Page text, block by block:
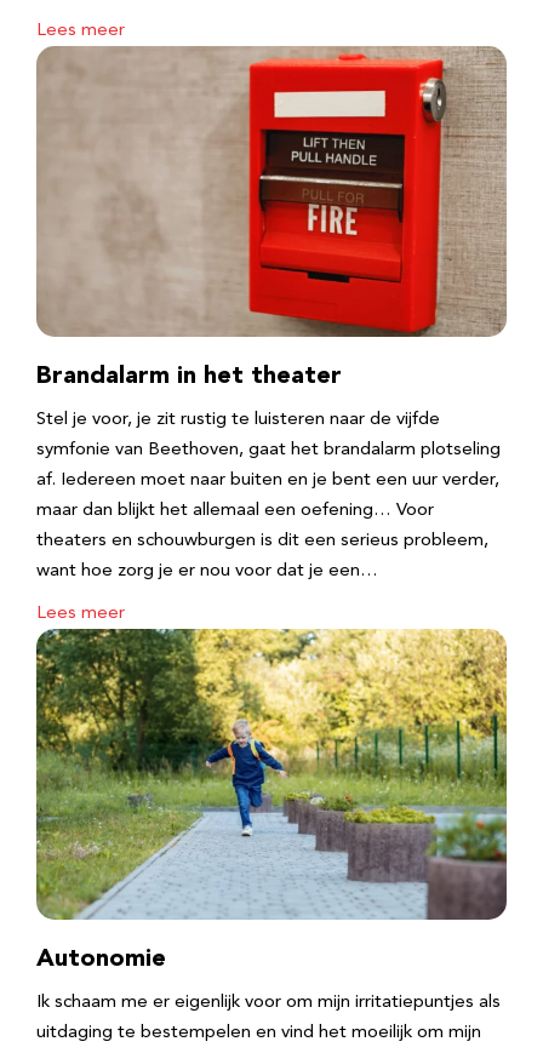
Lees meer
Brandalarm in het theater
Stel je voor, je zit rustig te luisteren naar de vijfde
symfonie van Beethoven, gaat het brandalarm plotseling
af. Iedereen moet naar buiten en je bent een uur verder,
maar dan blijkt het allemaal een oefening… Voor
theaters en schouwburgen is dit een serieus probleem,
want hoe zorg je er nou voor dat je een…
Lees meer
Autonomie
Ik schaam me er eigenlijk voor om mijn irritatiepuntjes als
uitdaging te bestempelen en vind het moeilijk om mijn